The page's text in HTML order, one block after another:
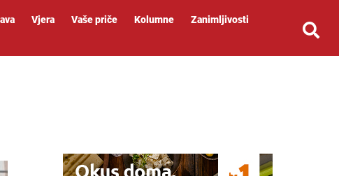
Vjera Vaše priče Kolumne
Zanimljivosti